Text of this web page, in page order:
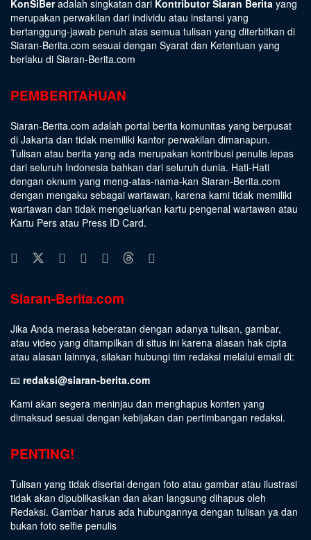
KonSiBeradalah singkatan dari Kontributor Siaran Berita yang
merupakan perwakilan dari individu atau instansi yang
bertanggung-jawab penuh atas semua tulisan yang diterbitkan di
Siaran-Berita.com sesuai dengan Syarat dan Ketentuan yang
berlaku di Siaran-Berita.com
PEMBERITAHUAN
Siaran-Berita.com adalah portal berita komunitas yang berpusat
di Jakarta dan tidak memiliki kantor perwakilan dimanapun.
Tulisan atau berita yang ada merupakan kontribusi penulis lepas
dari seluruh Indonesia bahkan dari seluruh dunia. Hati-Hati
dengan oknum yang meng-atas-nama-kan Siaran-Berita.com
dengan mengaku sebagai wartawan, karena kami tidak memiliki
wartawan dan tidak mengeluarkan kartu pengenal wartawan atau
Kartu Pers atau Press ID Card.
Siaran-Berita.com
Jika Anda merasa keberatan dengan adanya tulisan, gambar,
atau video yang ditampilkan di situs ini karena alasan hak cipta
atau alasan lainnya, silakan hubungi tim redaksi melalui email di:
📧 redaksi@siaran-berita.com
Kami akan segera meninjau dan menghapus konten yang
dimaksud sesuai dengan kebijakan dan pertimbangan redaksi.
PENTING!
Tulisan yang tidak disertai dengan foto atau gambar atau ilustrasi
tidak akan dipublikasikan dan akan langsung dihapus oleh
Redaksi. Gambar harus ada hubungannya dengan tulisan ya dan
bukan foto selfie penulis